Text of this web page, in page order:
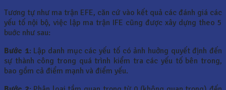
Tương tự như ma trận EFE, căn cứ vào kết quả các đánh giá các
yếu tố nội bộ, việc lập ma trận IFE cũng được xây dựng theo 5
buớc như sau:
Bước 1: Lập danh mục các yếu tố có ảnh huởng quyết định đến
sự thành công trong quá trình kiểm tra các yếu tố bên trong,
bao gồm cả điểm mạnh và điểm yếu.